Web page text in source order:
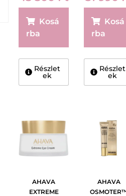
Kosá
rba
Részlet
ek
ML
Kosá
rba
Részlet
ek
AHAVA
EXTREME
AHAVA